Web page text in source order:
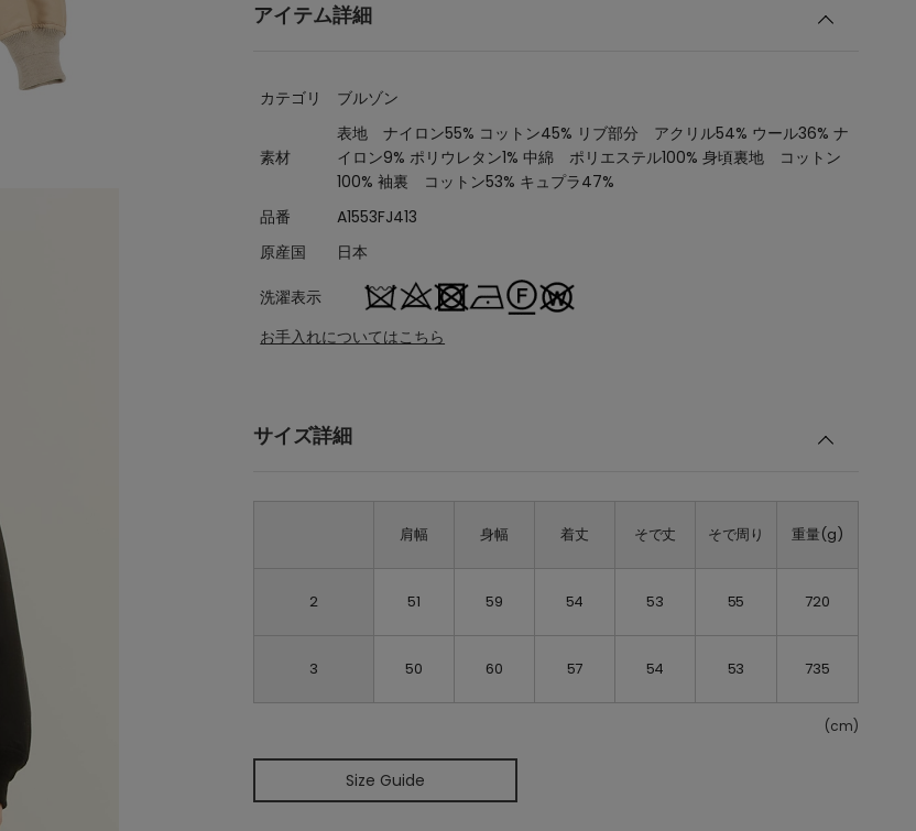
アイテム詳細
カテゴリ ブルゾン
素材
表地 ナイロン55% コットン45% リブ部分 アクリル54% ウール36% ナ
イロン9% ポリウレタン1% 中綿 ポリエステル100% 身頃裏地 コットン
100% 袖裏 コットン53% キュプラ47%
品番
A1553FJ413
原産国
日本
洗濯表示
お手入れについてはこちら
サイズ詳細
肩幅 身幅 着丈 そで丈 そで周り 重量(g)
2 51 59 54 53 55 720
3 50 60 57 54 53 735
(cm)
Size Guide